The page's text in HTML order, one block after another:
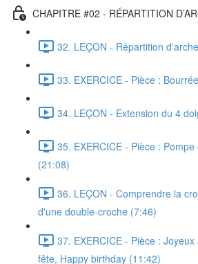
CHAPITRE #02 - RÉPARTITION
32. LEÇON - Répartition
33. EXERCICE - Pièce :
34. LEÇON - Extension du 4
35. EXERCICE - Pièce :
(21:08)
36. LEÇON - Comprendre la
d'une double-croche (7:46)
37. EXERCICE - Pièce :
fête, Happy birthday (11:42)